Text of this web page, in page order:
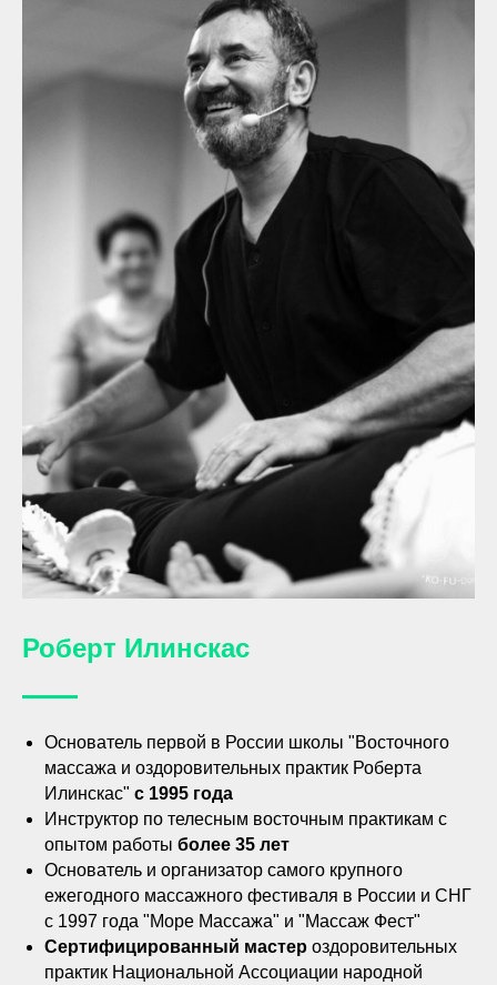
Роберт Илинскас
Основатель первой в России школы "Восточного
массажа и оздоровительных практик Роберта
Илинскас" с 1995 года
Инструктор по телесным восточным практикам с
опытом работы более 35 лет
Основатель и организатор самого крупного
ежегодного массажного фестиваля в России и СНГ
с 1997 года "Море Массажа" и "Массаж Фест"
Сертифицированный мастер оздоровительных
практик Национальной Ассоциации народной